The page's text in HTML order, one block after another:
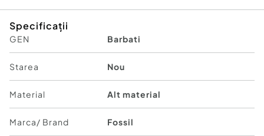
Specificații
GEN Barbati
Starea Nou
Material Alt material
Marca/ Brand Fossil